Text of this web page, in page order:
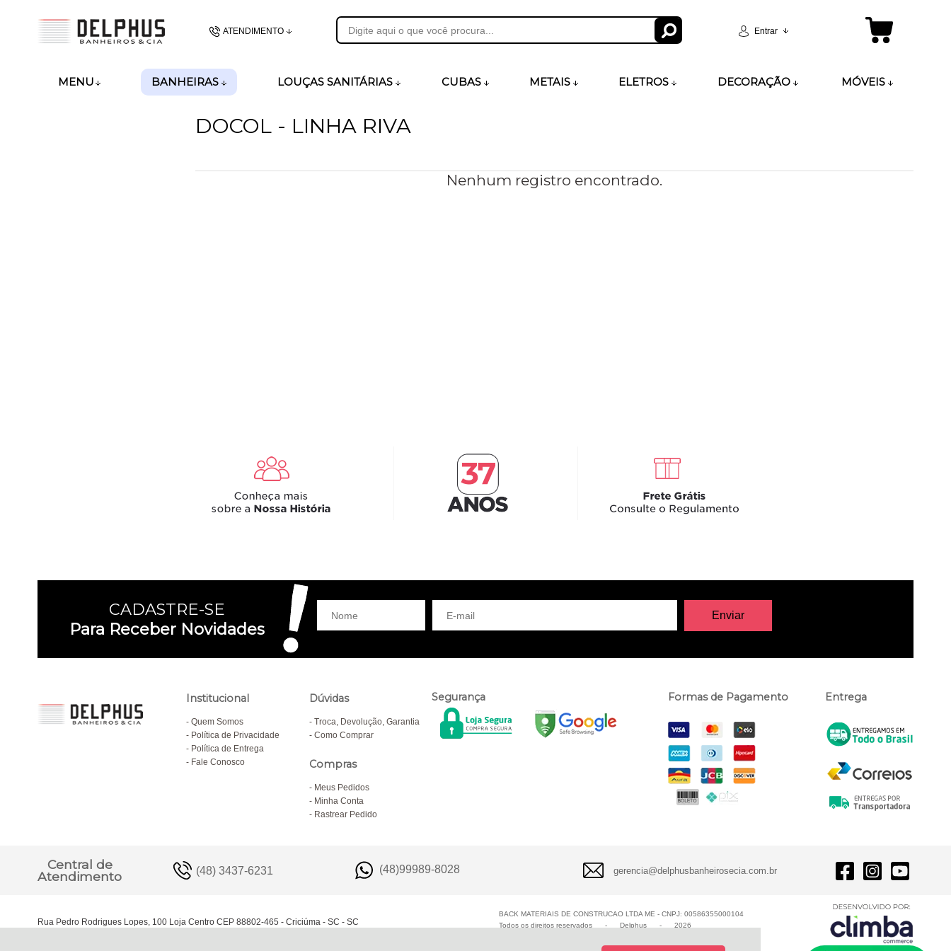
ATENDIMENTO
(48)99989-8028
gerencia@delphusbanheirosecia.com.br
Entrar
MENU BANHEIRAS LOUÇAS SANITÁRIAS CUBAS METAIS ELETROS DECORAÇÃO MÓVEIS
DOCOL - LINHA RIVA
Nenhum registro encontrado.
CADASTRE-SE
Para Receber Novidades
Institucional
Quem Somos
Política de Privacidade
Política de Entrega
Fale Conosco
Dúvidas
Troca, Devolução, Garantia
Como Comprar
Compras
Meus Pedidos
Minha Conta
Rastrear Pedido
Segurança Formas de Pagamento Entrega
Central de
Atendimento
(48) 3437-6231 (48)99989-8028 gerencia@delphusbanheirosecia.com.br
Rua Pedro Rodrigues Lopes, 100 Loja Centro CEP 88802-465 - Criciúma - SC - SC
BACK MATERIAIS DE CONSTRUCAO LTDA ME - CNPJ: 00586355000104
Todos os direitos reservados
- Delphus - 2026